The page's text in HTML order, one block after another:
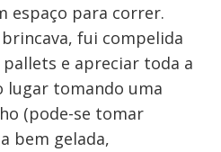
espaço para correr.
fui compelida
e apreciar toda a
lugar tomando uma
(pode-se tomar
bem gelada,